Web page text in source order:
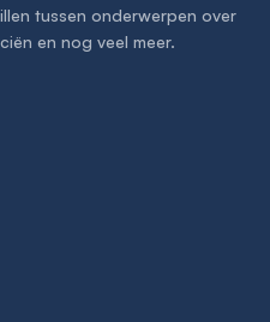
tussen onderwerpen over
en nog veel meer.